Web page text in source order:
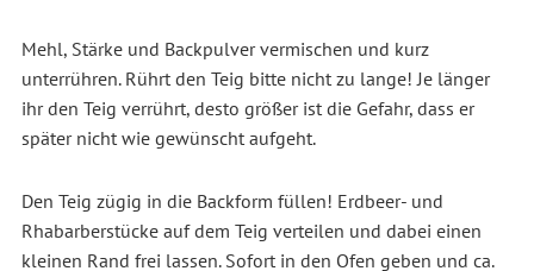
Mehl, Stärke und Backpulver vermischen und kurz
unterrühren. Rührt den Teig bitte nicht zu lange! Je länger
ihr den Teig verrührt, desto größer ist die Gefahr, dass er
später nicht wie gewünscht aufgeht.
Den Teig zügig in die Backform füllen! Erdbeer- und
Rhabarberstücke auf dem Teig verteilen und dabei einen
kleinen Rand frei lassen. Sofort in den Ofen geben und ca.